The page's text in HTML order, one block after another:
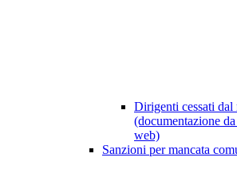
Dirigenti cessati
(documentazione
web)
Sanzioni per mancata